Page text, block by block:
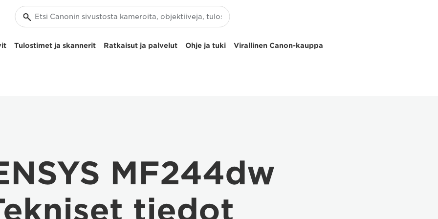
Tulostimet ja skannerit Ratkaisut ja palvelut Ohje ja tuki Virallinen Canon-kauppa
MF244dw
tiedot